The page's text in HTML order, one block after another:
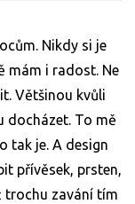
Nikdy si je
mám i radost. Ne
Většinou kvůli
docházet. To mě
tak je. A design
přívěsek, prsten,
trochu zavání tím